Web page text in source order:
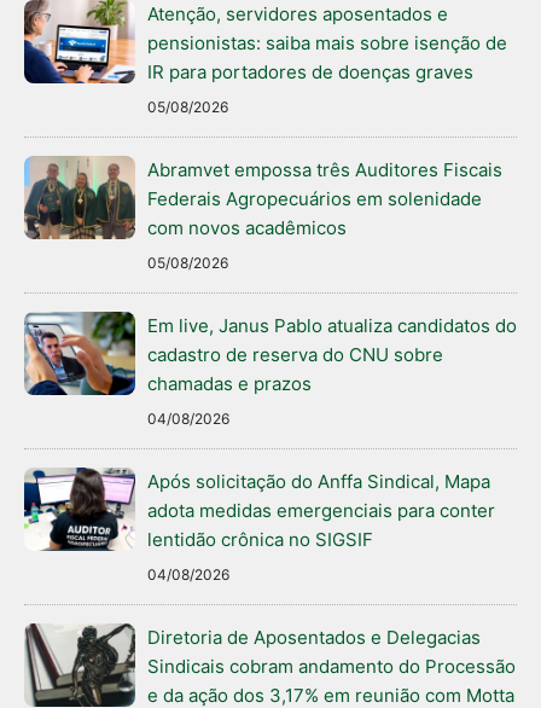
Atenção, servidores aposentados e
pensionistas: saiba mais sobre isenção de
IR para portadores de doenças graves
05/08/2026
Abramvet empossa três Auditores Fiscais
Federais Agropecuários em solenidade
com novos acadêmicos
05/08/2026
Em live, Janus Pablo atualiza candidatos do
cadastro de reserva do CNU sobre
chamadas e prazos
04/08/2026
Após solicitação do Anffa Sindical, Mapa
adota medidas emergenciais para conter
lentidão crônica no SIGSIF
04/08/2026
Diretoria de Aposentados e Delegacias
Sindicais cobram andamento do Processão
e da ação dos 3,17% em reunião com Motta